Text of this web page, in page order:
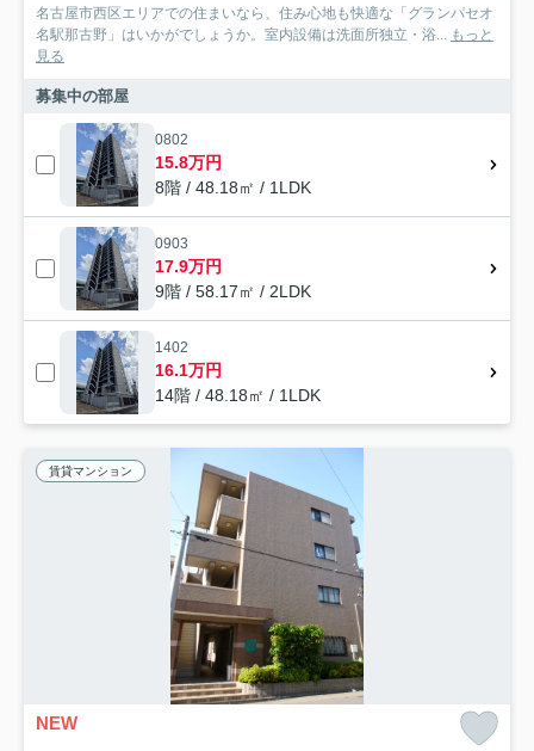
名古屋市西区エリアでの住まいなら、住み心地も快適な「グランパセオ
名駅那古野」はいかがでしょうか。室内設備は洗面所独立・浴... もっと
見る
募集中の部屋
0802
15.8万円
8階 / 48.18㎡ / 1LDK
0903
17.9万円
9階 / 58.17㎡ / 2LDK
1402
16.1万円
14階 / 48.18㎡ / 1LDK
賃貸マンション
NEW